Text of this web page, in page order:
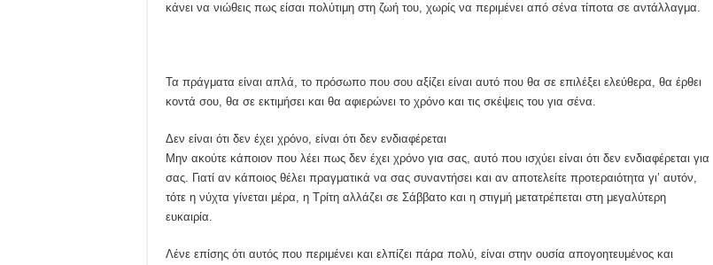
κάνει να νιώθεις πως είσαι πολύτιμη στη ζωή του, χωρίς να περιμένει από σένα τίποτα σε αντάλλαγμα.
Τα πράγματα είναι απλά, το πρόσωπο που σου αξίζει είναι αυτό που θα σε επιλέξει ελεύθερα, θα έρθει
κοντά σου, θα σε εκτιμήσει και θα αφιερώνει το χρόνο και τις σκέψεις του για σένα.
Δεν είναι ότι δεν έχει χρόνο, είναι ότι δεν ενδιαφέρεται
Μην ακούτε κάποιον που λέει πως δεν έχει χρόνο για σας, αυτό που ισχύει είναι ότι δεν ενδιαφέρεται για
σας. Γιατί αν κάποιος θέλει πραγματικά να σας συναντήσει και αν αποτελείτε προτεραιότητα γι’ αυτόν,
τότε η νύχτα γίνεται μέρα, η Τρίτη αλλάζει σε Σάββατο και η στιγμή μετατρέπεται στη μεγαλύτερη
ευκαιρία.
Λένε επίσης ότι αυτός που περιμένει και ελπίζει πάρα πολύ, είναι στην ουσία απογοητευμένος και